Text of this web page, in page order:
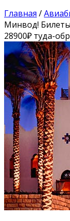
Главная /
Минвод!
28900₽ туда-